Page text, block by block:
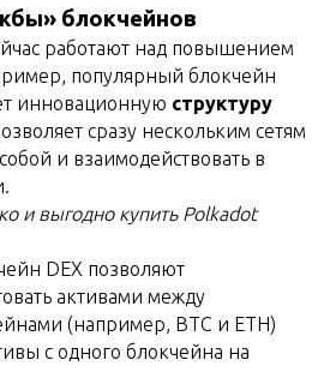
блокчейнов
работают над повышением
популярный блокчейн
инновационную структуру
сразу нескольким сетям
и взаимодействовать в
и выгодно купить Polkadot
DEX позволяют
активами между
(например, BTC и ETH)
с одного блокчейна на